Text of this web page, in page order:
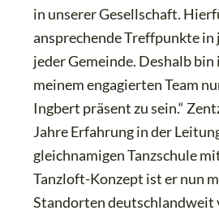
in unserer Gesellschaft.
ansprechende Treffpunkte in
jeder Gemeinde. Deshalb
meinem engagierten Team
Ingbert präsent zu sein.“
Jahre Erfahrung in der
gleichnamigen Tanzschule
Tanzloft-Konzept ist er nun
Standorten deutschlandweit